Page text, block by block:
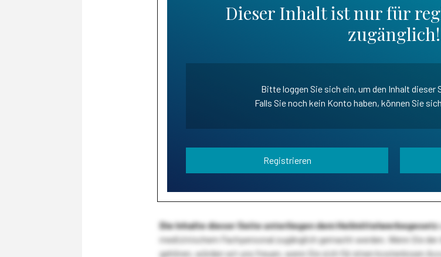
Dieser Inhalt ist nur für
zugänglich!
Bitte loggen Sie sich ein, um den Inhalt dieser
Falls Sie noch kein Konto haben, können Sie
Registrieren
Die Inhalte dieser Seite unterliegen dem Heilmittelwerbegesetz
medizinischem Fachpersonal zugänglich gemacht werden. Wenn Sie
gehören, würden wir uns freuen, wenn Sie sich für einen kostenlosen